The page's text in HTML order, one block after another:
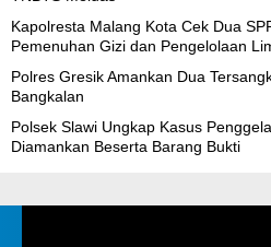
Kapolresta Malang Kota Cek Dua
Pemenuhan Gizi dan Pengelolaan
Polres Gresik Amankan Dua
Bangkalan
Polsek Slawi Ungkap Kasus
Diamankan Beserta Barang Bukti